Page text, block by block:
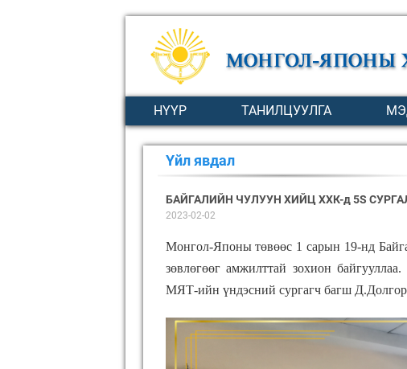
НҮҮР ТАНИЛЦУУЛГА
Үйл явдал
БАЙГАЛИЙН ЧУЛУУН ХИЙЦ ХХК-д 5S
2023-02-02
Монгол-Японы төвөөс 1 сарын 19-нд
зөвлөгөөг амжилттай зохион
МЯТ-ийн үндэсний сургагч багш